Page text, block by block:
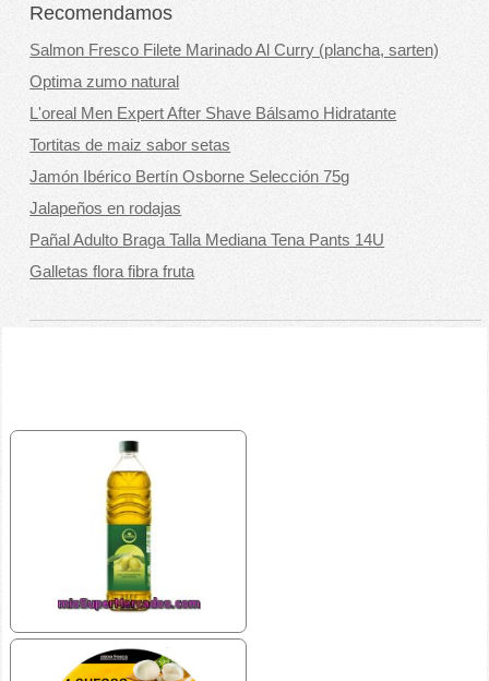
Recomendamos
Salmon Fresco Filete Marinado Al Curry (plancha, sarten)
Optima zumo natural
L'oreal Men Expert After Shave Bálsamo Hidratante
Tortitas de maiz sabor setas
Jamón Ibérico Bertín Osborne Selección 75g
Jalapeños en rodajas
Pañal Adulto Braga Talla Mediana Tena Pants 14U
Galletas flora fibra fruta